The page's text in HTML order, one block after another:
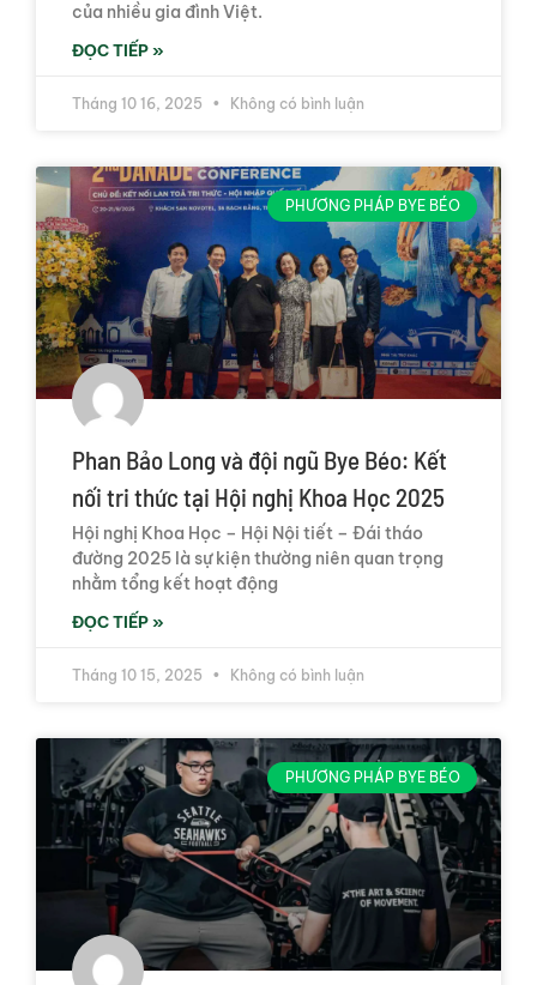
của nhiều gia đình Việt.
ĐỌC TIẾP »
Tháng 10 16, 2025 Không có bình luận
PHƯƠNG PHÁP BYE BÉO
Phan Bảo Long và đội ngũ Bye Béo: Kết
nối tri thức tại Hội nghị Khoa Học 2025
Hội nghị Khoa Học – Hội Nội tiết – Đái tháo
đường 2025 là sự kiện thường niên quan trọng
nhằm tổng kết hoạt động
ĐỌC TIẾP »
Tháng 10 15, 2025 Không có bình luận
PHƯƠNG PHÁP BYE BÉO